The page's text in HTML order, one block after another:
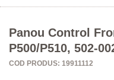
Panou Control
P500/P510, 502-
COD PRODUS: 19911112